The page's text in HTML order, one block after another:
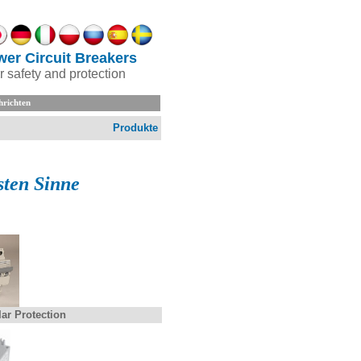
Circuit Breakers
safety and protection
Produkte
Sinne
Protection